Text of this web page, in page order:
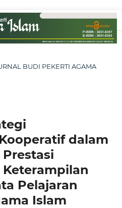
BUDI PEKERTI AGAMA
dalam
Pelajaran
Islam